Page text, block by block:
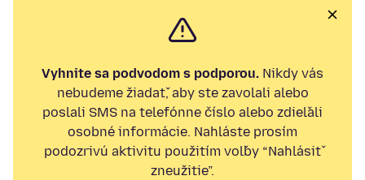
Vyhnite sa podvodom s podporou. Nikdy vás
nebudeme žiadať, aby ste zavolali alebo
poslali SMS na telefónne číslo alebo zdieľali
osobné informácie. Nahláste prosím
podozrivú aktivitu použitím voľby “Nahlásiť
zneužitie”.